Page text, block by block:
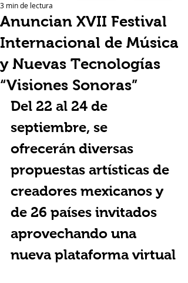
Anuncian XVII Festival
Internacional de Música
y Nuevas Tecnologías
“Visiones Sonoras”
3 min de lectura
Del 22 al 24 de
septiembre, se
ofrecerán diversas
propuestas artísticas de
creadores mexicanos y
de 26 países invitados
aprovechando una
nueva plataforma virtual